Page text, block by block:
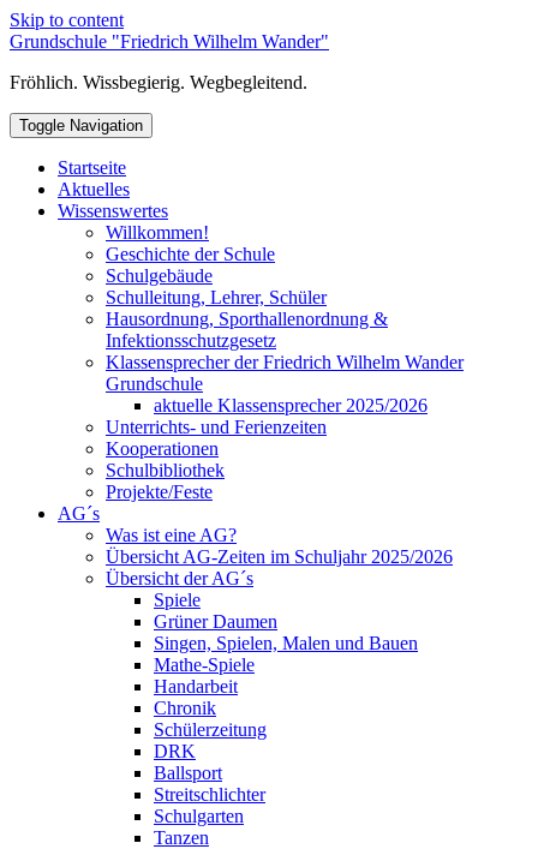
Skip to content
Grundschule "Friedrich Wilhelm Wander"
Fröhlich. Wissbegierig. Wegbegleitend.
Toggle Navigation
Startseite
Aktuelles
Wissenswertes
Willkommen!
Geschichte der Schule
Schulgebäude
Schulleitung, Lehrer, Schüler
Hausordnung, Sporthallenordnung &
Infektionsschutzgesetz
Klassensprecher der Friedrich Wilhelm Wander
Grundschule
aktuelle Klassensprecher 2025/2026
Unterrichts- und Ferienzeiten
Kooperationen
Schulbibliothek
Projekte/Feste
AG´s
Was ist eine AG?
Übersicht AG-Zeiten im Schuljahr 2025/2026
Übersicht der AG´s
Spiele
Grüner Daumen
Singen, Spielen, Malen und Bauen
Mathe-Spiele
Handarbeit
Chronik
Schülerzeitung
DRK
Ballsport
Streitschlichter
Schulgarten
Tanzen